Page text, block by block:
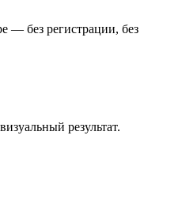
— без регистрации, без
результат.